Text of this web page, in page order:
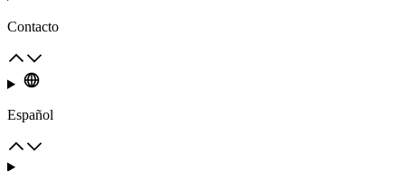
Contacto
Español